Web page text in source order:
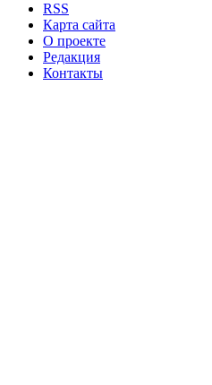
RSS
Карта сайта
О проекте
Редакция
Контакты